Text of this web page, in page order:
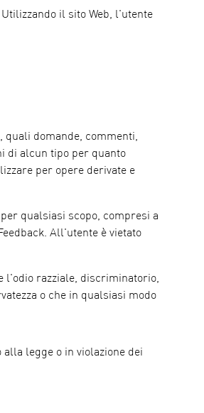
il sito Web, l'utente
quali domande, commenti,
di alcun tipo per quanto
per opere derivate e
qualsiasi scopo, compresi a
All'utente è vietato
l'odio razziale, discriminatorio,
o che in qualsiasi modo
legge o in violazione dei